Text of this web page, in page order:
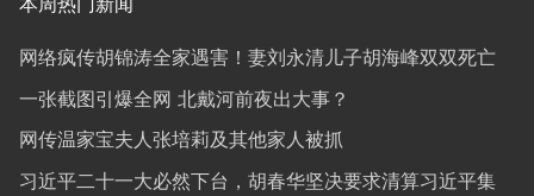
网络疯传胡锦涛全家遇害！妻刘永清儿子胡海峰双双死亡
一张截图引爆全网 北戴河前夜出大事？
网传温家宝夫人张培莉及其他家人被抓
习近平二十一大必然下台，胡春华坚决要求清算习近平集